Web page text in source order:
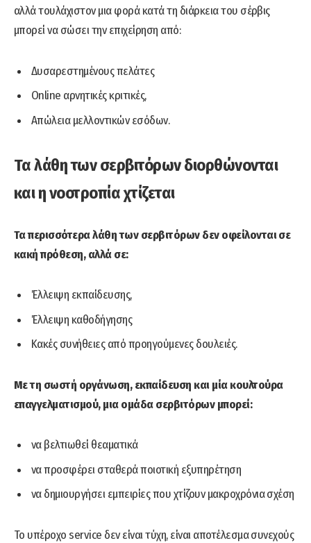
αλλά τουλάχιστον μια φορά κατά τη διάρκεια του σέρβις
μπορεί να σώσει την επιχείρηση από:
Δυσαρεστημένους πελάτες
Online αρνητικές κριτικές,
Απώλεια μελλοντικών εσόδων.
Τα λάθη των σερβιτόρων διορθώνονται
και η νοοτροπία χτίζεται
Τα περισσότερα λάθη των σερβιτόρων δεν οφείλονται σε
κακή πρόθεση, αλλά σε:
Έλλειψη εκπαίδευσης,
Έλλειψη καθοδήγησης
Κακές συνήθειες από προηγούμενες δουλειές.
Με τη σωστή οργάνωση, εκπαίδευση και μία κουλτούρα
επαγγελματισμού, μια ομάδα σερβιτόρων μπορεί:
να βελτιωθεί θεαματικά
να προσφέρει σταθερά ποιοτική εξυπηρέτηση
να δημιουργήσει εμπειρίες που χτίζουν μακροχρόνια σχέση
Το υπέροχο service δεν είναι τύχη, είναι αποτέλεσμα συνεχούς